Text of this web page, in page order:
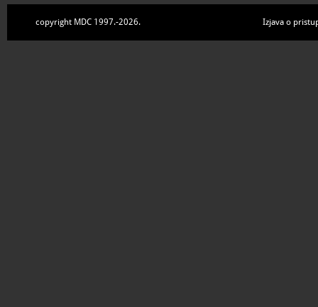
copyright MDC 1997.-2026. Izjava o